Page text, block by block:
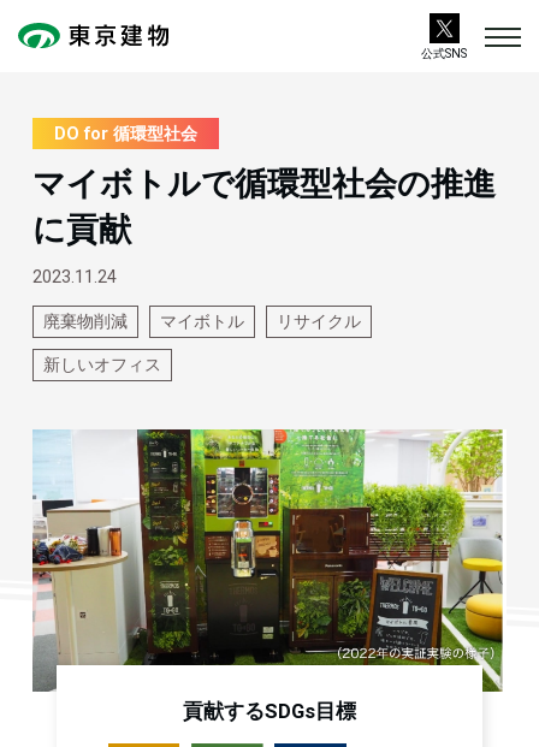
公式SNS
DO for 循環型社会
マイボトルで循環型社会の推進
に貢献
2023.11.24
廃棄物削減 マイボトル リサイクル
新しいオフィス
貢献するSDGs目標